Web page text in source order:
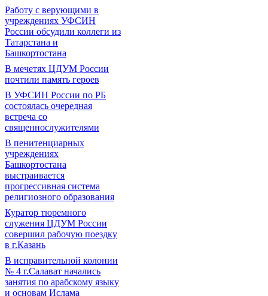
Работу с верующими в
учреждениях УФСИН
России обсудили коллеги из
Татарстана и
Башкортостана
В мечетях ЦДУМ России
почтили память героев
В УФСИН России по РБ
состоялась очередная
встреча со
священнослужителями
В пенитенциарных
учреждениях
Башкортостана
выстраивается
прогрессивная система
религиозного образования
Куратор тюремного
служения ЦДУМ России
совершил рабочую поездку
в г.Казань
В исправительной колонии
№ 4 г.Салават начались
занятия по арабскому языку
и основам Ислама